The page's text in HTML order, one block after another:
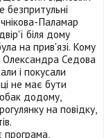
Паламар
біля дому
на прив'язі. Кому
Олександра Седова
і покусали
не має бути
додому,
на повідку,
програма,